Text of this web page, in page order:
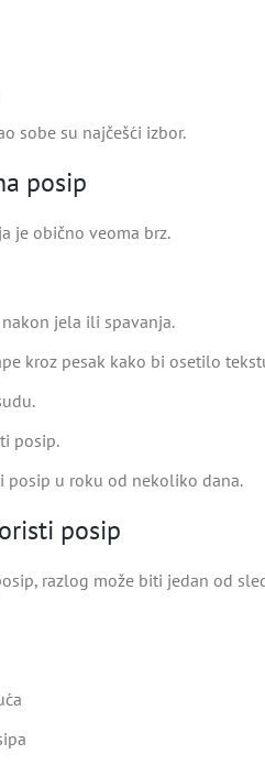
sobe su najčešći izbor.
posip
je obično veoma brz.
jela ili spavanja.
kroz pesak kako bi osetilo
posip.
posip u roku od nekoliko dana.
posip
razlog može biti jedan od